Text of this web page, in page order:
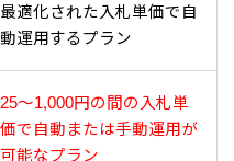
最適化された入札単価で自
動運用するプラン
25～1,000円の間の入札単
価で自動または手動運用が
可能なプラン